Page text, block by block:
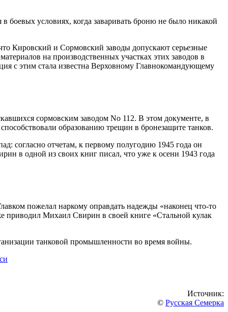
боевых условиях, когда заваривать броню не было никакой
Кировский и Сормовский заводы допускают серьезные
на производственных участках этих заводов в
с этим стала известна Верховному Главнокомандующему
сормовским заводом No 112. В этом документе, в
образованию трещин в бронезащите танков.
согласно отчетам, к первому полугодию 1945 года он
в одной из своих книг писал, что уже к осени 1943 года
пожелал наркому оправдать надежды «наконец что-то
приводил Михаил Свирин в своей книге «Стальной кулак
танковой промышленности во время войны.
Источник:
© Русская Семерка